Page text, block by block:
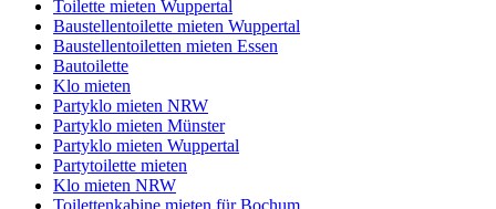
Toilette mieten Wuppertal
Baustellentoilette mieten Wuppertal
Baustellentoiletten mieten Essen
Bautoilette
Klo mieten
Partyklo mieten NRW
Partyklo mieten Münster
Partyklo mieten Wuppertal
Partytoilette mieten
Klo mieten NRW
Toilettenkabine mieten für Bochum